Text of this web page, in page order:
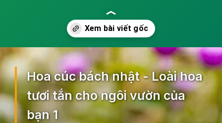
Đang mở https://ocopaz.vn/hoa-cuc-bach-nhat-271
Hoa cúc bách nhật - Loài hoa
tươi tắn cho ngôi vườn của
bạn 1